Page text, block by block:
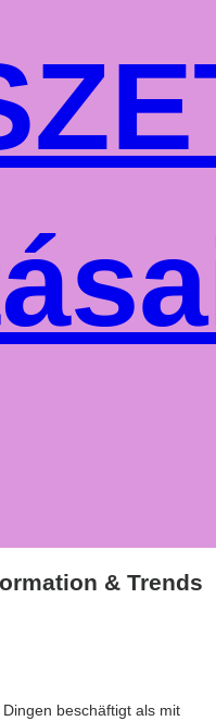
& Trends
beschäftigt als mit